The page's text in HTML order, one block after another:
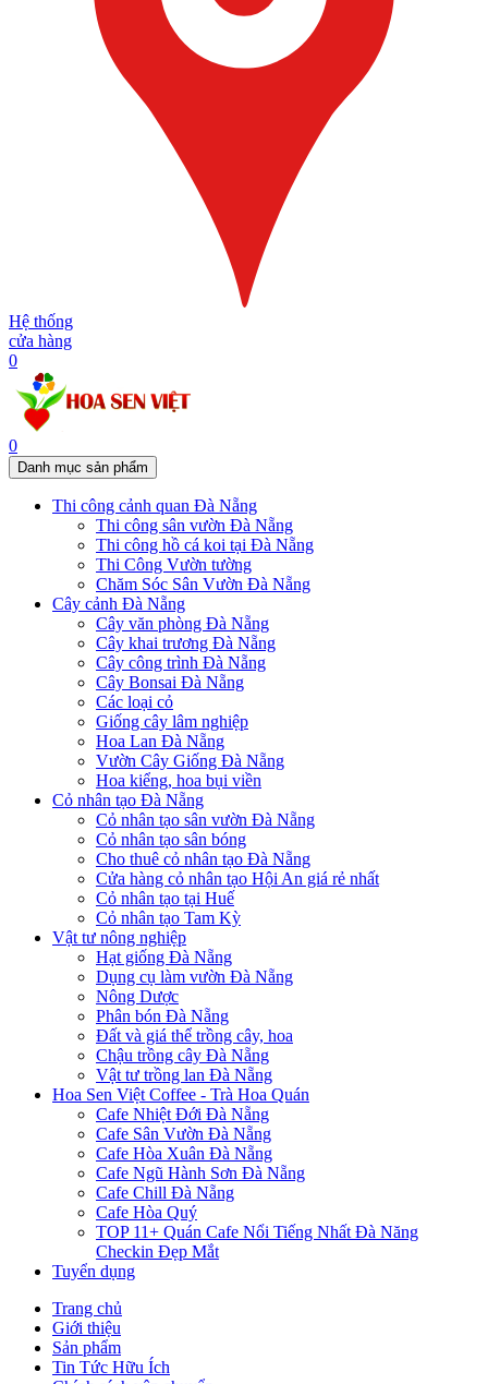
Hệ thống
cửa hàng
0
0
Danh mục sản phẩm
Thi công cảnh quan Đà Nẵng
Thi công sân vườn Đà Nẵng
Thi công hồ cá koi tại Đà Nẵng
Thi Công Vườn tường
Chăm Sóc Sân Vườn Đà Nẵng
Cây cảnh Đà Nẵng
Cây văn phòng Đà Nẵng
Cây khai trương Đà Nẵng
Cây công trình Đà Nẵng
Cây Bonsai Đà Nẵng
Các loại cỏ
Giống cây lâm nghiệp
Hoa Lan Đà Nẵng
Vườn Cây Giống Đà Nẵng
Hoa kiểng, hoa bụi viền
Cỏ nhân tạo Đà Nẵng
Cỏ nhân tạo sân vườn Đà Nẵng
Cỏ nhân tạo sân bóng
Cho thuê cỏ nhân tạo Đà Nẵng
Cửa hàng cỏ nhân tạo Hội An giá rẻ nhất
Cỏ nhân tạo tại Huế
Cỏ nhân tạo Tam Kỳ
Vật tư nông nghiệp
Hạt giống Đà Nẵng
Dụng cụ làm vườn Đà Nẵng
Nông Dược
Phân bón Đà Nẵng
Đất và giá thể trồng cây, hoa
Chậu trồng cây Đà Nẵng
Vật tư trồng lan Đà Nẵng
Hoa Sen Việt Coffee - Trà Hoa Quán
Cafe Nhiệt Đới Đà Nẵng
Cafe Sân Vườn Đà Nẵng
Cafe Hòa Xuân Đà Nẵng
Cafe Ngũ Hành Sơn Đà Nẵng
Cafe Chill Đà Nẵng
Cafe Hòa Quý
TOP 11+ Quán Cafe Nổi Tiếng Nhất Đà Năng
Checkin Đẹp Mắt
Tuyển dụng
Trang chủ
Giới thiệu
Sản phẩm
Tin Tức Hữu Ích